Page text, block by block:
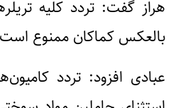
هراز گفت: تردد کلیه
بالعکس کماکان ممنوع
عبادی افزود: تردد